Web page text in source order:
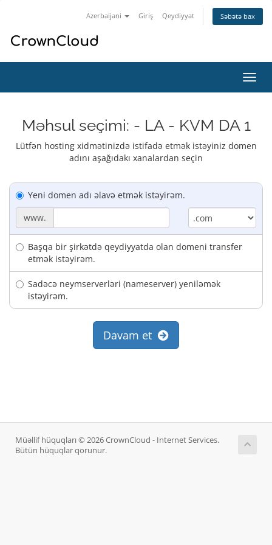
Azerbaijani Giriş Qeydiyyat Səbətə bax
keçid
Məhsul seçimi: - LA - KVM DA 1
Lütfən hosting xidmətinizdə istifadə etmək istəyiniz domen
adını aşağıdakı xanalardan seçin
Yeni domen adı əlavə etmək istəyirəm.
www.
Başqa bir şirkətdə qeydiyyatda olan domeni transfer
etmək istəyirəm.
Sadəcə neymserverləri (nameserver) yeniləmək
istəyirəm.
Davam et
Müəllif hüquqları © 2026 CrownCloud - Internet Services.
Bütün hüquqlar qorunur.